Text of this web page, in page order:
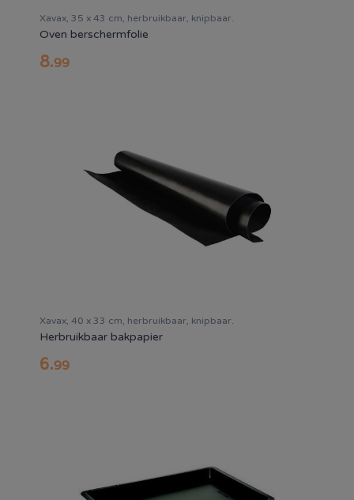
Xavax, 35 x 43 cm, herbruikbaar, knipbaar.
Oven berschermfolie
8.99
Xavax, 40 x 33 cm, herbruikbaar, knipbaar.
Herbruikbaar bakpapier
6.99